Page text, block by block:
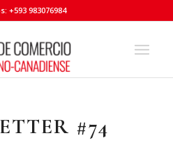
+593 983076984
#74